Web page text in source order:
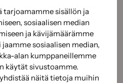
tarjoamamme sisällön ja
sosiaalisen median
ja kävijämäärämme
sosiaalisen median,
alan kumppaneillemme
käytät sivustoamme.
näitä tietoja muihin
tietosuojaselosteen
(Pakollinen)
CAPTCHA